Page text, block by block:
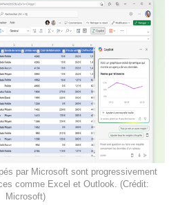
par Microsoft sont progressivement
comme Excel et Outlook. (Crédit:
Microsoft)